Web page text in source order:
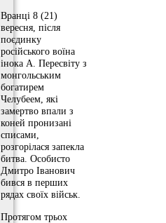
Вранці 8 (21)
вересня, після
поєдинку
російського воїна
інока А. Пересвіту з
монгольським
богатирем
Челубеем, які
замертво впали з
коней пронизані
списами,
розгорілася запекла
битва. Особисто
Дмитро Іванович
бився в перших
рядах своїх військ.
Протягом трьох